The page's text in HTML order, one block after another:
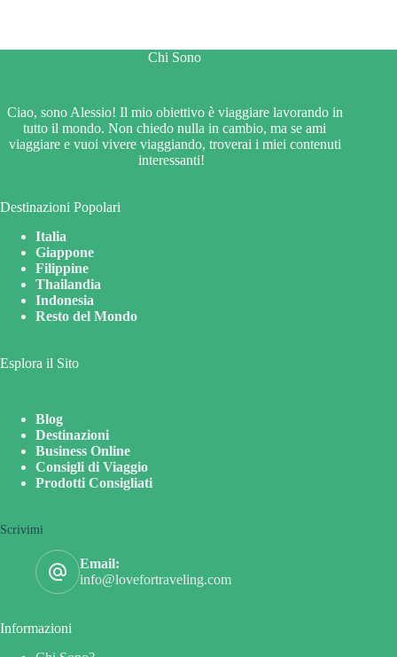
Chi Sono
Ciao, sono Alessio! Il mio obiettivo è viaggiare lavorando in
tutto il mondo. Non chiedo nulla in cambio, ma se ami
viaggiare e vuoi vivere viaggiando, troverai i miei contenuti
interessanti!
Destinazioni Popolari
Italia
Giappone
Filippine
Thailandia
Indonesia
Resto del Mondo
Esplora il Sito
Blog
Destinazioni
Business Online
Consigli di Viaggio
Prodotti Consigliati
Scrivimi
Email:
info@lovefortraveling.com
Informazioni